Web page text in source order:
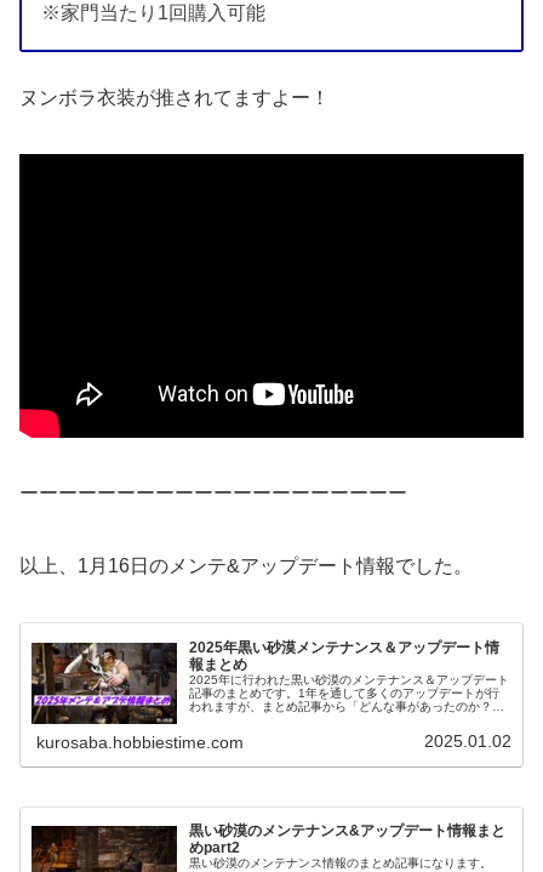
※家門当たり1回購入可能
ヌンボラ衣装が推されてますよー！
ーーーーーーーーーーーーーーーーーーーー
以上、1月16日のメンテ&アップデート情報でした。
2025年黒い砂漠メンテナンス＆アップデート情
報まとめ
2025年に行われた黒い砂漠のメンテナンス＆アップデート
記事のまとめです。1年を通して多くのアップデートが行
われますが、まとめ記事から「どんな事があったのか？」
kurosaba.hobbiestime.com 2025.01.02
黒い砂漠のメンテナンス&アップデート情報まと
めpart2
黒い砂漠のメンテナンス情報のまとめ記事になります。